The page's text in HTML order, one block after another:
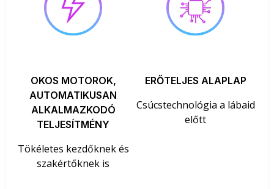
OKOS MOTOROK,
AUTOMATIKUSAN
ALKALMAZKODÓ
TELJESÍTMÉNY
Tökéletes kezdőknek és
szakértőknek is
ERŐTELJES ALAPLAP
Csúcstechnológia a lábaid
előtt